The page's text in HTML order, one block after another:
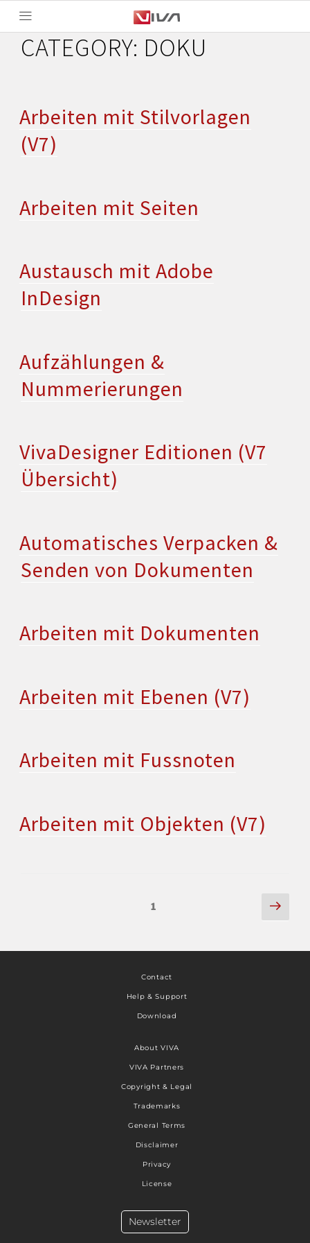
CATEGORY: DOKU
Arbeiten mit Stilvorlagen
(V7)
Arbeiten mit Seiten
Austausch mit Adobe
InDesign
Aufzählungen &
Nummerierungen
VivaDesigner Editionen (V7
Übersicht)
Automatisches Verpacken &
Senden von Dokumenten
Arbeiten mit Dokumenten
Arbeiten mit Ebenen (V7)
Arbeiten mit Fussnoten
Arbeiten mit Objekten (V7)
1
Contact
Help & Support
Download
About VIVA
VIVA Partners
Copyright & Legal
Trademarks
General Terms
Disclaimer
Privacy
License
Newsletter